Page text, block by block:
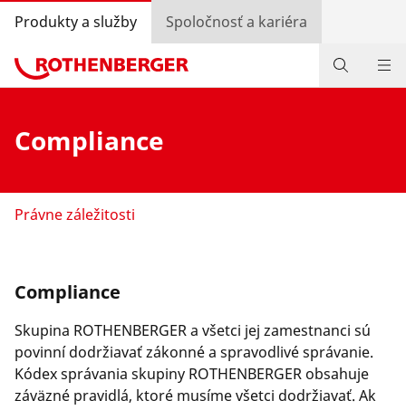
Produkty a služby Spoločnosť a kariéra
Služby a pridaná hodnota
Bonusový program
Vyhľadávanie predajcov
Prihlásiť sa
Výber krajiny
Compliance
Právne záležitosti
Compliance
Skupina ROTHENBERGER a všetci jej zamestnanci sú
povinní dodržiavať zákonné a spravodlivé správanie.
Kódex správania skupiny ROTHENBERGER obsahuje
záväzné pravidlá, ktoré musíme všetci dodržiavať. Ak